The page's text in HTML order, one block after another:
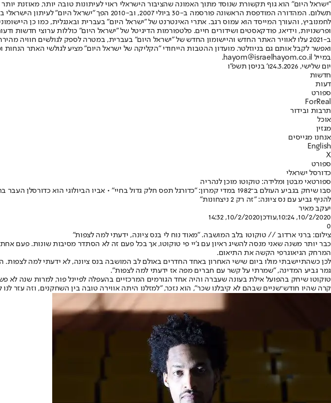
"ישראל היום" הוא גוף תקשורת שנוסד מתוך האמונה שהציבור הישראלי ראוי לעיתונות טובה יותר, מאוזנת
תשלום. המהדורה המודפסת הראשונה פורסמה ב-30
ופרשנויות, וידיאו, פודקאסטים ושידורים חיים. פלטפורמות הדיגיטל של "ישראל היום" כוללות ערוצי חדשות
ב-2021 עלו לאוויר האתר החדש והיישומון החדש של "ישראל היום" בעברית, במטרה לספק לגולשים
ואפשר לקבל אותם גם בניוזלטר. מועדון ההטבות הייחודי "הקליקה של ישראל היום" מציע לגולשי האתר
במייל hayom@israelhayom.co.il.
יום שלישי, 24.3.2026
ו' בניסן תשפ"ו
חדשות
דעות
ספורט
ForReal
תרבות ובידור
אוכל
מגזין
אנחנו מגייסים
English
X
ספורט
כדורסל ישראלי
ספורטאי מבטן ומלידה: טוקוטו מוכן לנהריה
להניף גביע עם נס ציונה: "זה רק 2 ניצחונות"
יעקב מאיר
10/2/2020, 10:24
,עודכן10/2/2020, 14:32
0
צילום: ברני ארדוב // טוקוטו בלב המושבה. "מאוד נוח לי בנס ציונה, ידעתי למה לצפות"
כבר יותר משנה שאני מנסה להשיג ראיון עם ג'יי פי טוקוטו, אך בכל פעם זה לא הסתדר מסיבות שונות.
המרחק הגיאוגרפי הקשה את התיאום.
לכן כשהתיישבתי מולו ביום שישי האחרון באחד החדרים באולם לב המושבה בנס ציונה, לא ידעתי למה
גמר גביע המדינה, "שמרתי על קשר עם חברים מפה אז ידעתי למה לצפות".
טוקוטו שיחק בהפועל אילת בעונה שעברה והיה אחד הגורמים המרכזיים בהעפלה לפיינל פור, למרות שנה
קרה שהיו חודש־שניים שבהם לא קיבלנו שכר", הוא נזכר, "למזלנו היתה אווירה טובה בין השחקנים, וזה עזר